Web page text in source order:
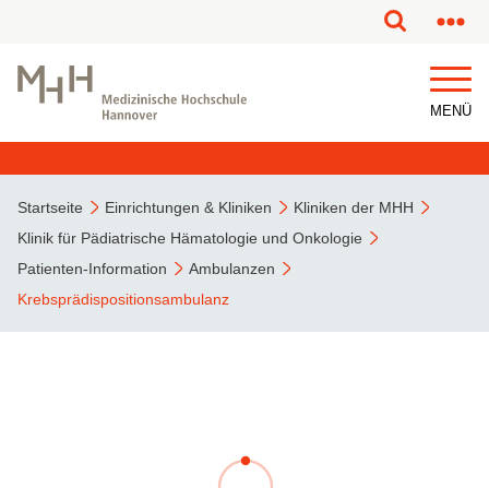
MENÜ
Startseite Einrichtungen & Kliniken
Kliniken der MHH
Klinik für Pädiatrische Hämatologie und Onkologie
Patienten-Information
Ambulanzen
Krebsprädispositionsambulanz